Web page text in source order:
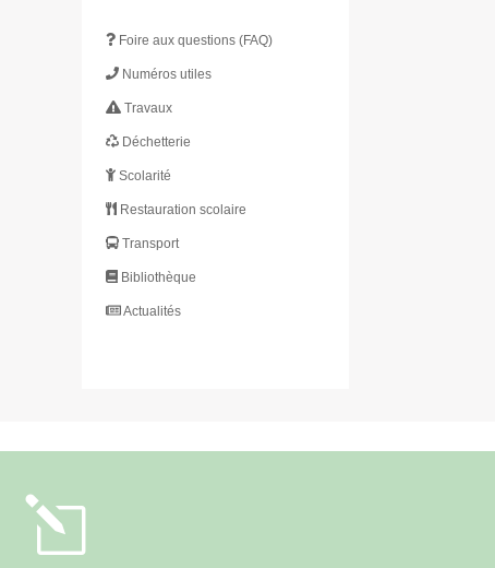
Foire aux questions (FAQ)
Numéros utiles
Travaux
Déchetterie
Scolarité
Restauration scolaire
Transport
Bibliothèque
Actualités
l